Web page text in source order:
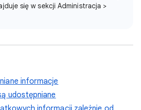
się w sekcji Administracja >
informacje
udostępniane